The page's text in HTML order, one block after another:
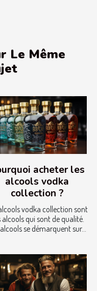
Le Même
acheter les
alcools vodka
collection ?
vodka collection sont
alcools qui sont de qualité.
se démarquent sur...